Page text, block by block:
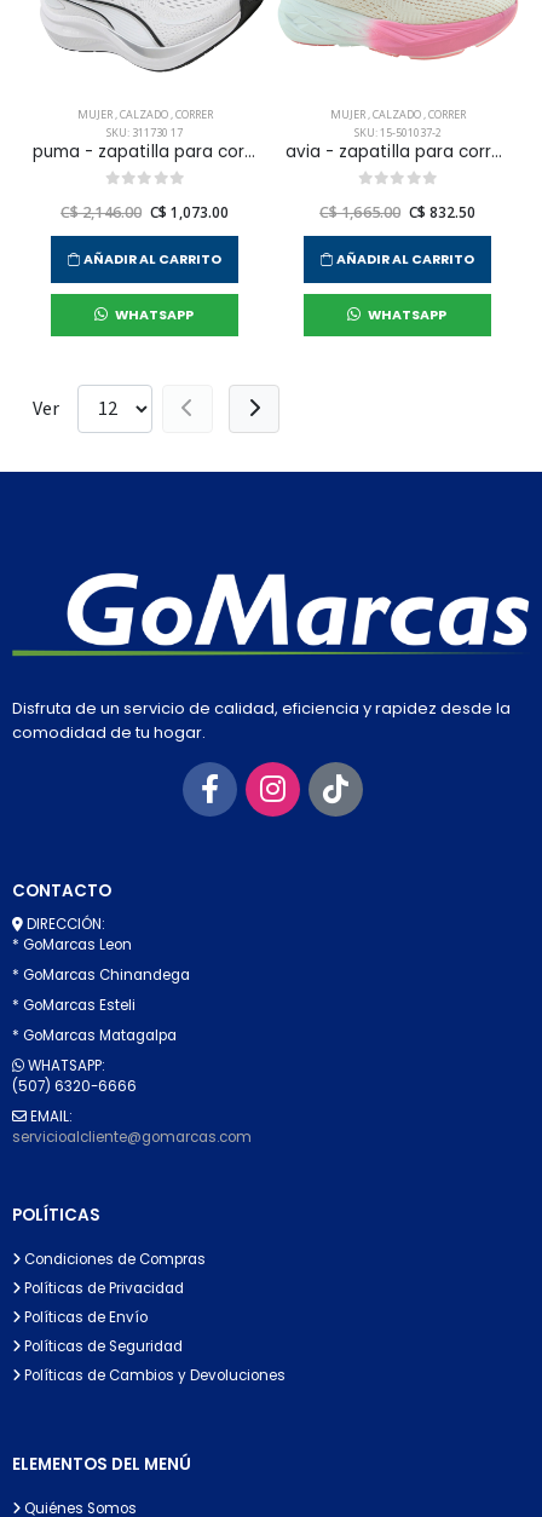
MUJER,CALZADO,CORRER
SKU: 311730 17
puma - zapatilla para correr skyrocket lite 2 para mujer
C$ 2,146.00 C$ 1,073.00
AÑADIR AL CARRITO
WHATSAPP
MUJER,CALZADO,CORRER
SKU: 15-501037-2
avia - zapatilla para correr aquamarine para mujer
C$ 1,665.00 C$ 832.50
AÑADIR AL CARRITO
WHATSAPP
Ver
Disfruta de un servicio de calidad, eficiencia y rapidez desde la
comodidad de tu hogar.
CONTACTO
DIRECCIÓN:
* GoMarcas Leon
* GoMarcas Chinandega
* GoMarcas Esteli
* GoMarcas Matagalpa
WHATSAPP:
(507) 6320-6666
EMAIL:
servicioalcliente@gomarcas.com
POLÍTICAS
Condiciones de Compras
Políticas de Privacidad
Políticas de Envío
Políticas de Seguridad
Políticas de Cambios y Devoluciones
ELEMENTOS DEL MENÚ
Quiénes Somos